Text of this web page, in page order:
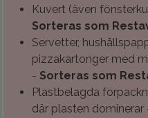
Kuvert (även
Sorteras som
Servetter,
pizzakartonger med
- Sorteras som
Plastbelagda
där plasten dominerar